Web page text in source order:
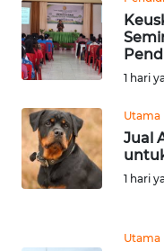
1 hari
Utama
Jual
1 hari
Utama
WN
JAKARTA
WN
WN
BANTEN